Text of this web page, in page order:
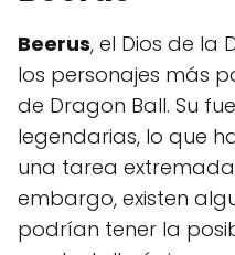
Beerus, el Dios de la
los personajes más
de Dragon Ball. Su
legendarias, lo que
una tarea
embargo, existen
podrían tener la